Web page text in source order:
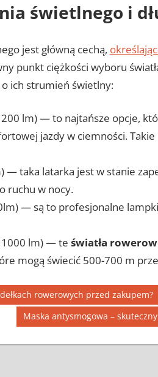
świetlnego i
jest główną cechą,
punkt ciężkości wyboru
ich strumień świetlny:
200 lm) — to najtańsze opcje,
jazdy w ciemności.
— taka latarka jest w stanie
ruchu w nocy.
— są to profesjonalne
1000 lm) — te światła
mogą świecić 500-700 m
rowerowych przed zakupem?
Next
Post:
Maska antysmogowa –